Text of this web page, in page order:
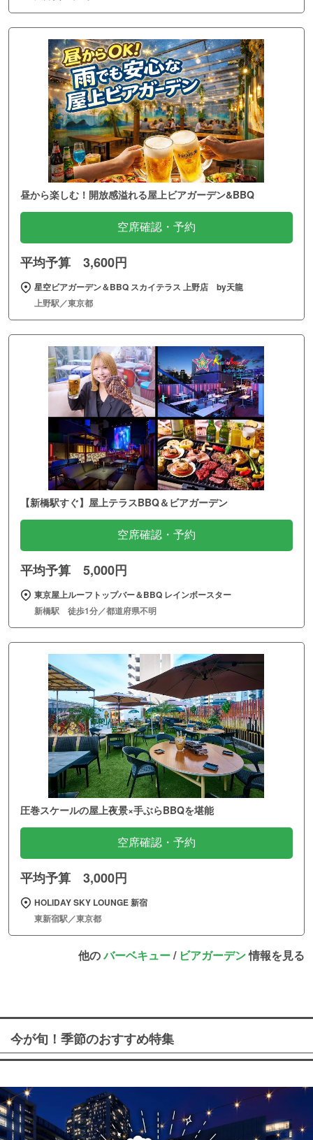
昼から楽しむ！開放感溢れる屋上ビアガーデン&BBQ
空席確認・予約
平均予算 3,600円
星空ビアガーデン＆BBQ スカイテラス 上野店 by天龍
上野駅／東京都
【新橋駅すぐ】屋上テラスBBQ＆ビアガーデン
空席確認・予約
平均予算 5,000円
東京屋上ルーフトップバー＆BBQ レインボースター
新橋駅 徒歩1分／都道府県不明
圧巻スケールの屋上夜景×手ぶらBBQを堪能
空席確認・予約
平均予算 3,000円
HOLIDAY SKY LOUNGE 新宿
東新宿駅／東京都
他のバーベキュー/ ビアガーデン情報を見る
今が旬！季節のおすすめ特集